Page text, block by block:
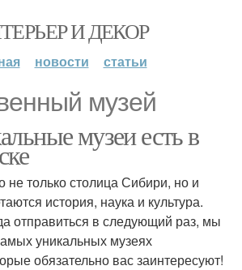
И ДЕКОР
новости статьи
музей
музеи есть в
не только столица Сибири, но и
история, наука и культура.
отправиться в следующий раз, мы
уникальных музеях
обязательно вас заинтересуют!